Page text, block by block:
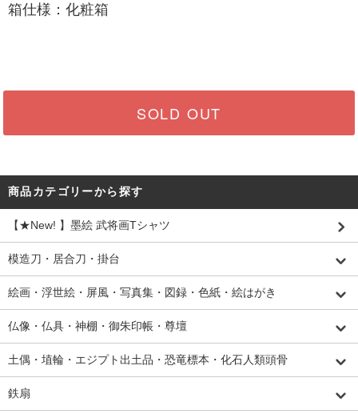
箱仕様：化粧箱
SOLD OUT
商品カテゴリーから探す
【★New! 】墨絵 武将画Tシャツ
模造刀・居合刀・掛台
絵画・浮世絵・屏風・写真集・図録・色紙・絵はがき
仏像・仏具・神棚・御朱印帳・尊壇
土偶・埴輪・エジプト出土品・恐竜標本・化石人類頭骨
鉄扇